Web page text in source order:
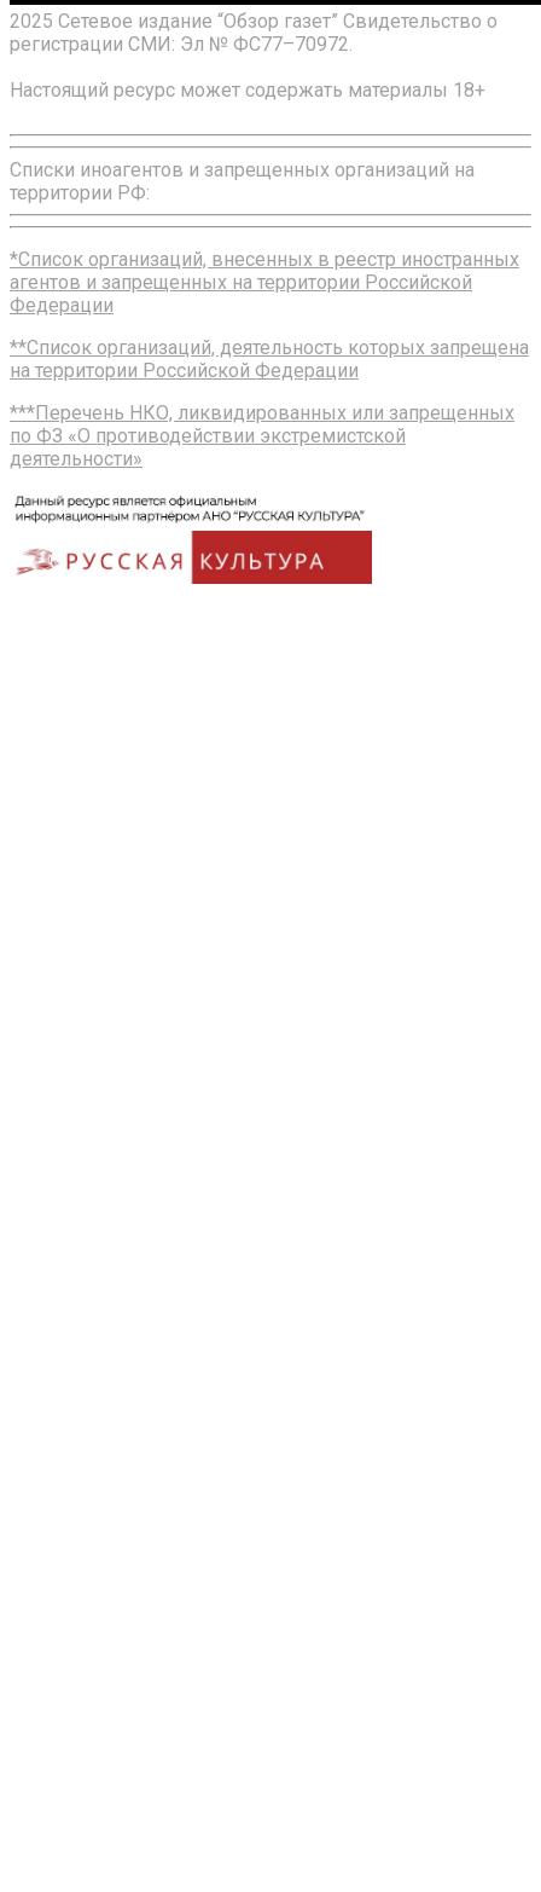
2025 Сетевое издание “Обзор газет” Свидетельство о
регистрации СМИ: Эл № ФС77–70972.
Настоящий ресурс может содержать материалы 18+
Списки иноагентов и запрещенных организаций на
территории РФ:
*Список организаций, внесенных в реестр иностранных
агентов и запрещенных на территории Российской
Федерации
**Список организаций, деятельность которых запрещена
на территории Российской Федерации
***Перечень НКО, ликвидированных или запрещенных
по ФЗ «О противодействии экстремистской
деятельности»